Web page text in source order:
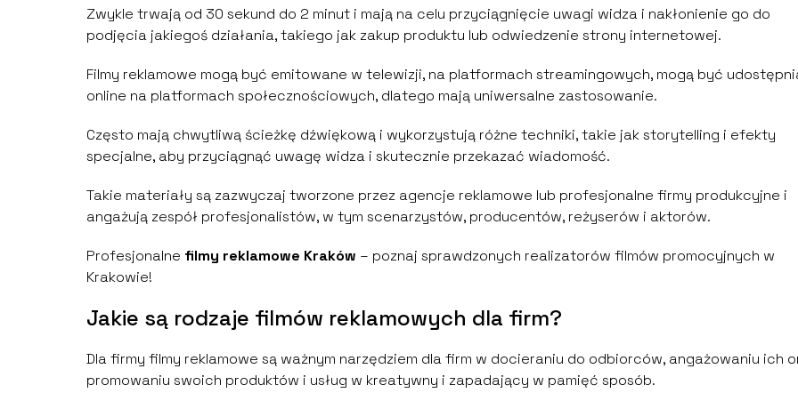
Zwykle trwają od 30 sekund do 2 minut i mają na celu przyciągnięcie uwagi widza i nakłonienie go do
podjęcia jakiegoś działania, takiego jak zakup produktu lub odwiedzenie strony internetowej.
Filmy reklamowe mogą być emitowane w telewizji, na platformach streamingowych, mogą być
online na platformach społecznościowych, dlatego mają uniwersalne zastosowanie.
Często mają chwytliwą ścieżkę dźwiękową i wykorzystują różne techniki, takie jak storytelling i efekty
specjalne, aby przyciągnąć uwagę widza i skutecznie przekazać wiadomość.
Takie materiały są zazwyczaj tworzone przez agencje reklamowe lub profesjonalne firmy produkcyjne i
angażują zespół profesjonalistów, w tym scenarzystów, producentów, reżyserów i aktorów.
Profesjonalne filmy reklamowe Kraków – poznaj sprawdzonych realizatorów filmów promocyjnych w
Krakowie!
Jakie są rodzaje filmów reklamowych dla firm?
Dla firmy filmy reklamowe są ważnym narzędziem dla firm w docieraniu do odbiorców, angażowaniu ich
promowaniu swoich produktów i usług w kreatywny i zapadający w pamięć sposób.